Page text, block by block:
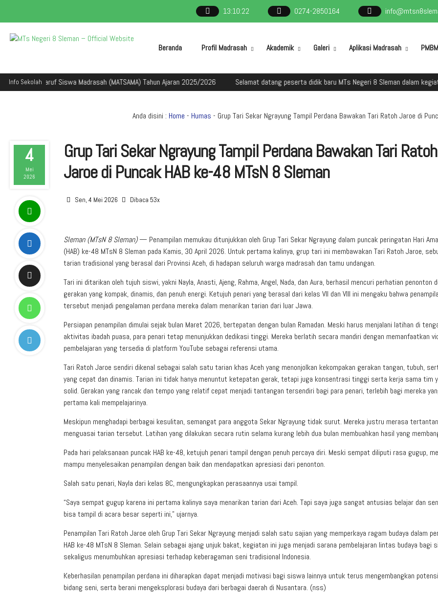
13:10:23 0274-2850164
Beranda Profil Madrasah Akademik Galeri Aplikasi Madrasah PMBM
Info Sekolah
Ta'aruf Siswa Madrasah (MATSAMA) Tahun Ajaran 2025/2026 Selamat datang peserta didik baru MTs Negeri 8 Sleman dalam kegiatan
Anda disini : Home - Humas - Grup Tari Sekar Ngrayung Tampil Perdana Bawakan Tari Ratoh Jaroe di
4
Mei
2026
Grup Tari Sekar Ngrayung Tampil Perdana Bawakan Tari Ratoh
Jaroe di Puncak HAB ke-48 MTsN 8 Sleman
Sen, 4 Mei 2026 Dibaca 53x
Sleman (MTsN 8 Sleman)— Penampilan memukau ditunjukkan oleh Grup Tari Sekar Ngrayung dalam puncak peringatan Hari
(HAB) ke-48 MTsN 8 Sleman pada Kamis, 30 April 2026. Untuk pertama kalinya, grup tari ini membawakan Tari Ratoh Jaroe,
tarian tradisional yang berasal dari Provinsi Aceh, di hadapan seluruh warga madrasah dan tamu undangan.
Tari ini ditarikan oleh tujuh siswi, yakni Nayla, Anasti, Ajeng, Rahma, Angel, Nada, dan Aura, berhasil mencuri perhatian penonton
gerakan yang kompak, dinamis, dan penuh energi. Ketujuh penari yang berasal dari kelas VII dan VIII ini mengaku bahwa
tersebut menjadi pengalaman perdana mereka dalam menarikan tarian dari luar Jawa.
Persiapan penampilan dimulai sejak bulan Maret 2026, bertepatan dengan bulan Ramadan. Meski harus menjalani latihan di
aktivitas ibadah puasa, para penari tetap menunjukkan dedikasi tinggi. Mereka berlatih secara mandiri dengan memanfaatkan
pembelajaran yang tersedia di platform YouTube sebagai referensi utama.
Tari Ratoh Jaroe sendiri dikenal sebagai salah satu tarian khas Aceh yang menonjolkan kekompakan gerakan tangan, tubuh,
yang cepat dan dinamis. Tarian ini tidak hanya menuntut ketepatan gerak, tetapi juga konsentrasi tinggi serta kerja sama tim
solid. Gerakan yang rancak dan tempo yang relatif cepat menjadi tantangan tersendiri bagi para penari, terlebih bagi mereka
pertama kali mempelajarinya.
Meskipun menghadapi berbagai kesulitan, semangat para anggota Sekar Ngrayung tidak surut. Mereka justru merasa
menguasai tarian tersebut. Latihan yang dilakukan secara rutin selama kurang lebih dua bulan membuahkan hasil yang
Pada hari pelaksanaan puncak HAB ke-48, ketujuh penari tampil dengan penuh percaya diri. Meski sempat diliputi rasa gugup,
mampu menyelesaikan penampilan dengan baik dan mendapatkan apresiasi dari penonton.
Salah satu penari, Nayla dari kelas 8C, mengungkapkan perasaannya usai tampil.
“Saya sempat gugup karena ini pertama kalinya saya menarikan tarian dari Aceh. Tapi saya juga sangat antusias belajar dan
bisa tampil di acara besar seperti ini,” ujarnya.
Penampilan Tari Ratoh Jaroe oleh Grup Tari Sekar Ngrayung menjadi salah satu sajian yang memperkaya ragam budaya dalam
HAB ke-48 MTsN 8 Sleman. Selain sebagai ajang unjuk bakat, kegiatan ini juga menjadi sarana pembelajaran lintas budaya bagi
sekaligus menumbuhkan apresiasi terhadap keberagaman seni tradisional Indonesia.
Keberhasilan penampilan perdana ini diharapkan dapat menjadi motivasi bagi siswa lainnya untuk terus mengembangkan
bidang seni, serta berani mengeksplorasi budaya dari berbagai daerah di Nusantara. (nss)